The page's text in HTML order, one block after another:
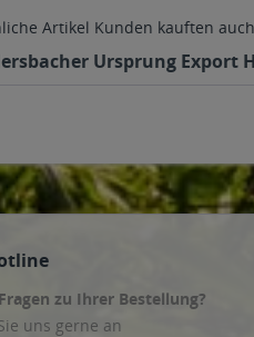
Artikel Kunden kauften auch
Ursprung Export
zu Ihrer Bestellung?
uns gerne an